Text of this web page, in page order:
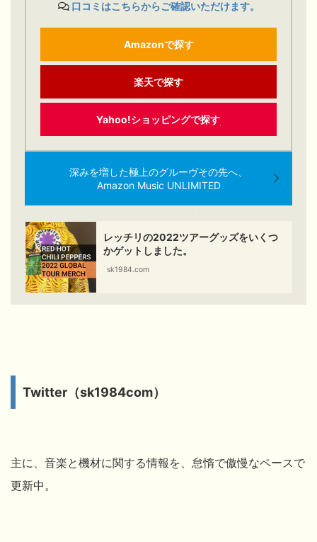
口コミはこちらからご確認いただけます。
Amazonで探す
楽天で探す
Yahoo!ショッピングで探す
深みを増した極上のグルーヴその先へ、
Amazon Music UNLIMITED
レッチリの2022ツアーグッズをいくつ
かゲットしました。
sk1984.com
Twitter（sk1984com）
主に、音楽と機材に関する情報を、怠惰で傲慢なペースで
更新中。